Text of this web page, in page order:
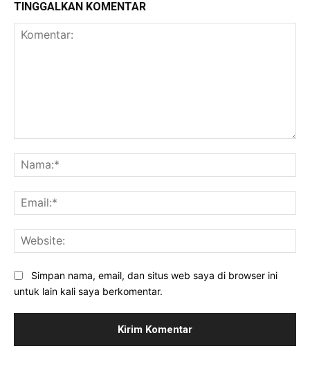
TINGGALKAN KOMENTAR
Simpan nama, email, dan situs web saya di browser ini
untuk lain kali saya berkomentar.